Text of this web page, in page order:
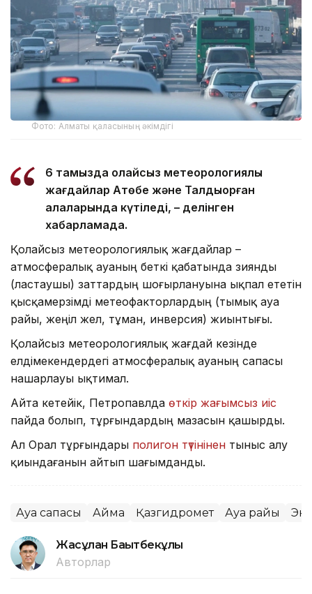
Фото: Алматы қаласының әкімдігі
6 тамызда қолайсыз метеорологиялық
жағдайлар Ақтөбе және Талдықорған
қалаларында күтіледі, – делінген
хабарламада.
Қолайсыз метеорологиялық жағдайлар –
атмосфералық ауаның беткі қабатында зиянды
(ластаушы) заттардың шоғырлануына ықпал ететін
қысқамерзімді метеофакторлардың (тымық ауа
райы, жеңіл жел, тұман, инверсия) жиынтығы.
Қолайсыз метеорологиялық жағдай кезінде
елдімекендердегі атмосфералық ауаның сапасы
нашарлауы ықтимал.
Айта кетейік, Петропавлда өткір жағымсыз иіс
пайда болып, тұрғындардың мазасын қашырды.
Ал Орал тұрғындары полигон түтінінен тыныс алу
қиындағанын айтып шағымданды.
Ауа сапасы Аймақ Қазгидромет Ауа райы
Жасұлан Бақытбекұлы
Авторлар